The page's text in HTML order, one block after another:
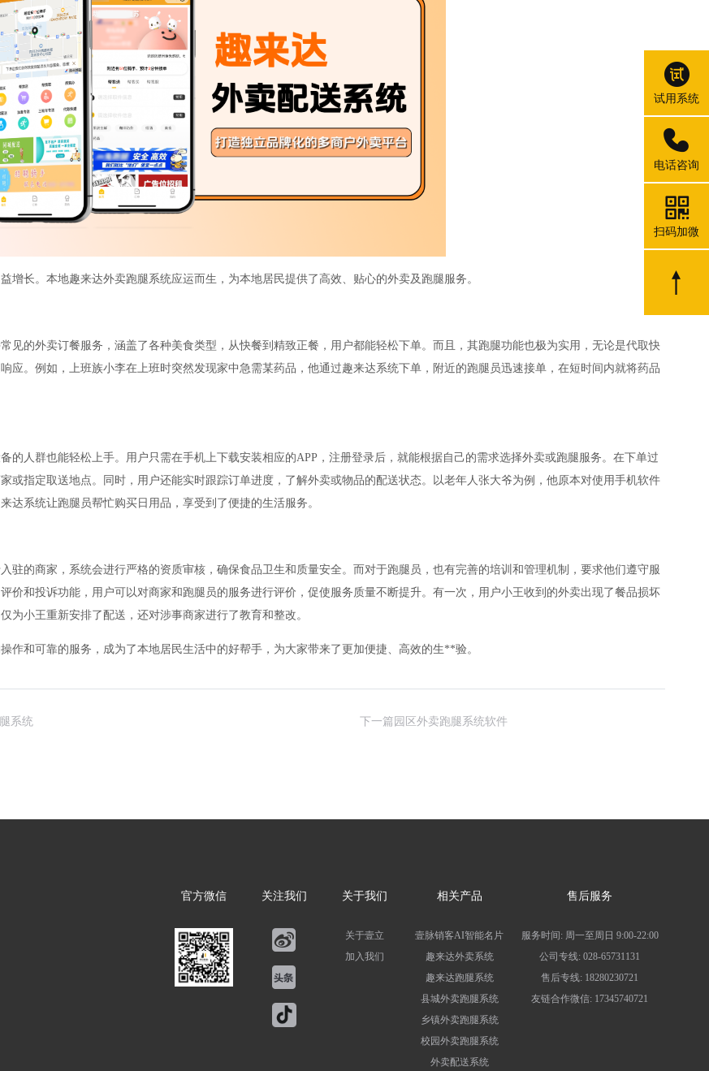
增长。本地趣来达外卖跑腿系统应运而生，为本地居民提供了高效、贴心的外卖及跑腿服务。
见的外卖订餐服务，涵盖了各种美食类型，从快餐到精致正餐，用户都能轻松下单。而且，其跑腿功能也极为实用，无论是代取快
应。例如，上班族小李在上班时突然发现家中急需某药品，他通过趣来达系统下单，附近的跑腿员迅速接单，在短时间内就将药品
的人群也能轻松上手。用户只需在手机上下载安装相应的APP，注册登录后，就能根据自己的需求选择外卖或跑腿服务。在下单过
或指定取送地点。同时，用户还能实时跟踪订单进度，了解外卖或物品的配送状态。以老年人张大爷为例，他原本对使用手机软件
达系统让跑腿员帮忙购买日用品，享受到了便捷的生活服务。
驻的商家，系统会进行严格的资质审核，确保食品卫生和质量安全。而对于跑腿员，也有完善的培训和管理机制，要求他们遵守服
价和投诉功能，用户可以对商家和跑腿员的服务进行评价，促使服务质量不断提升。有一次，用户小王收到的外卖出现了餐品损坏
为小王重新安排了配送，还对涉事商家进行了教育和整改。
作和可靠的服务，成为了本地居民生活中的好帮手，为大家带来了更加便捷、高效的生**验。
系统 下一篇 园区外卖跑腿系统软件
试用系统
电话咨询
扫码加微
官方微信 关注我们 关于我们
关于壹立
加入我们
相关产品
壹脉销客AI智能名片
趣来达外卖系统
趣来达跑腿系统
县城外卖跑腿系统
乡镇外卖跑腿系统
校园外卖跑腿系统
外卖配送系统
售后服务
服务时间: 周一至周日 9:00-22:00
公司专线:028-65731131
售后专线: 18280230721
友链合作微信: 17345740721